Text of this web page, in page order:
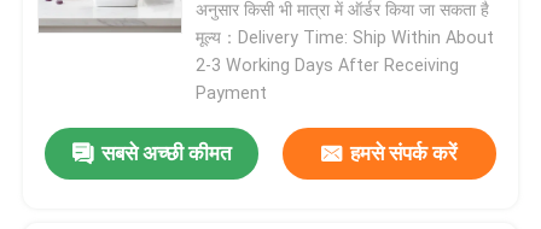
एक संदेश छोड़ें
अनुसार किसी भी मात्रा में ऑर्डर किया जा सकता है
मूल्य：Delivery Time: Ship Within About
2-3 Working Days After Receiving
Payment
सबसे अच्छी कीमत हमसे संपर्क करें